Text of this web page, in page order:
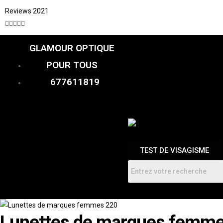
Reviews 2021

GLAMOUR OPTIQUE
POUR TOUS
677611819
TEST DE VISAGISME